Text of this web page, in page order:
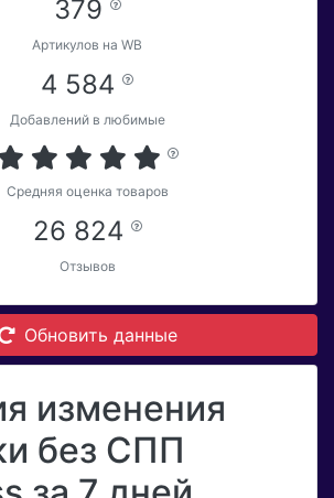
379
Артикулов на WB
4 584
Добавлений в любимые
Средняя оценка товаров
26 824
Отзывов
Обновить данные
изменения
без СПП